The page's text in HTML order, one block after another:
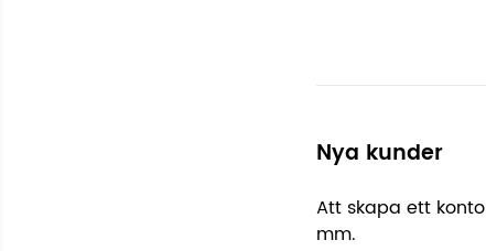
Nya kunder
Att skapa ett
mm.